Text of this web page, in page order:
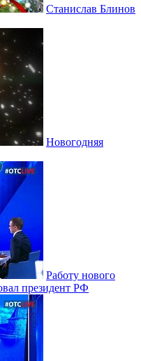
Станислав Блинов
Новогодняя
Работу нового
президент РФ